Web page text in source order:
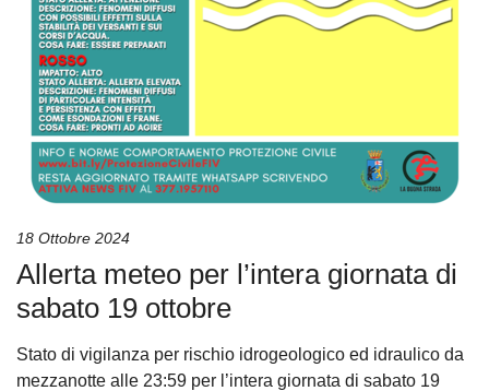
18 Ottobre 2024
Allerta meteo per l’intera giornata di
sabato 19 ottobre
Stato di vigilanza per rischio idrogeologico ed idraulico da
mezzanotte alle 23:59 per l’intera giornata di sabato 19